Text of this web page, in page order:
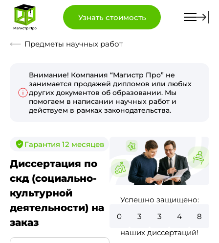
Узнать стоимость
Предметы научных работ
Внимание! Компания “Магистр Про” не
занимается продажей дипломов или любых
других документов об образовании. Мы
помогаем в написании научных работ и
действуем в рамках законодательства.
Гарантия 12 месяцев
Диссертация по
скд (социально-
культурной
деятельности) на
заказ
Успешно защищено:
0
9
7
3
0
наших диссертаций!